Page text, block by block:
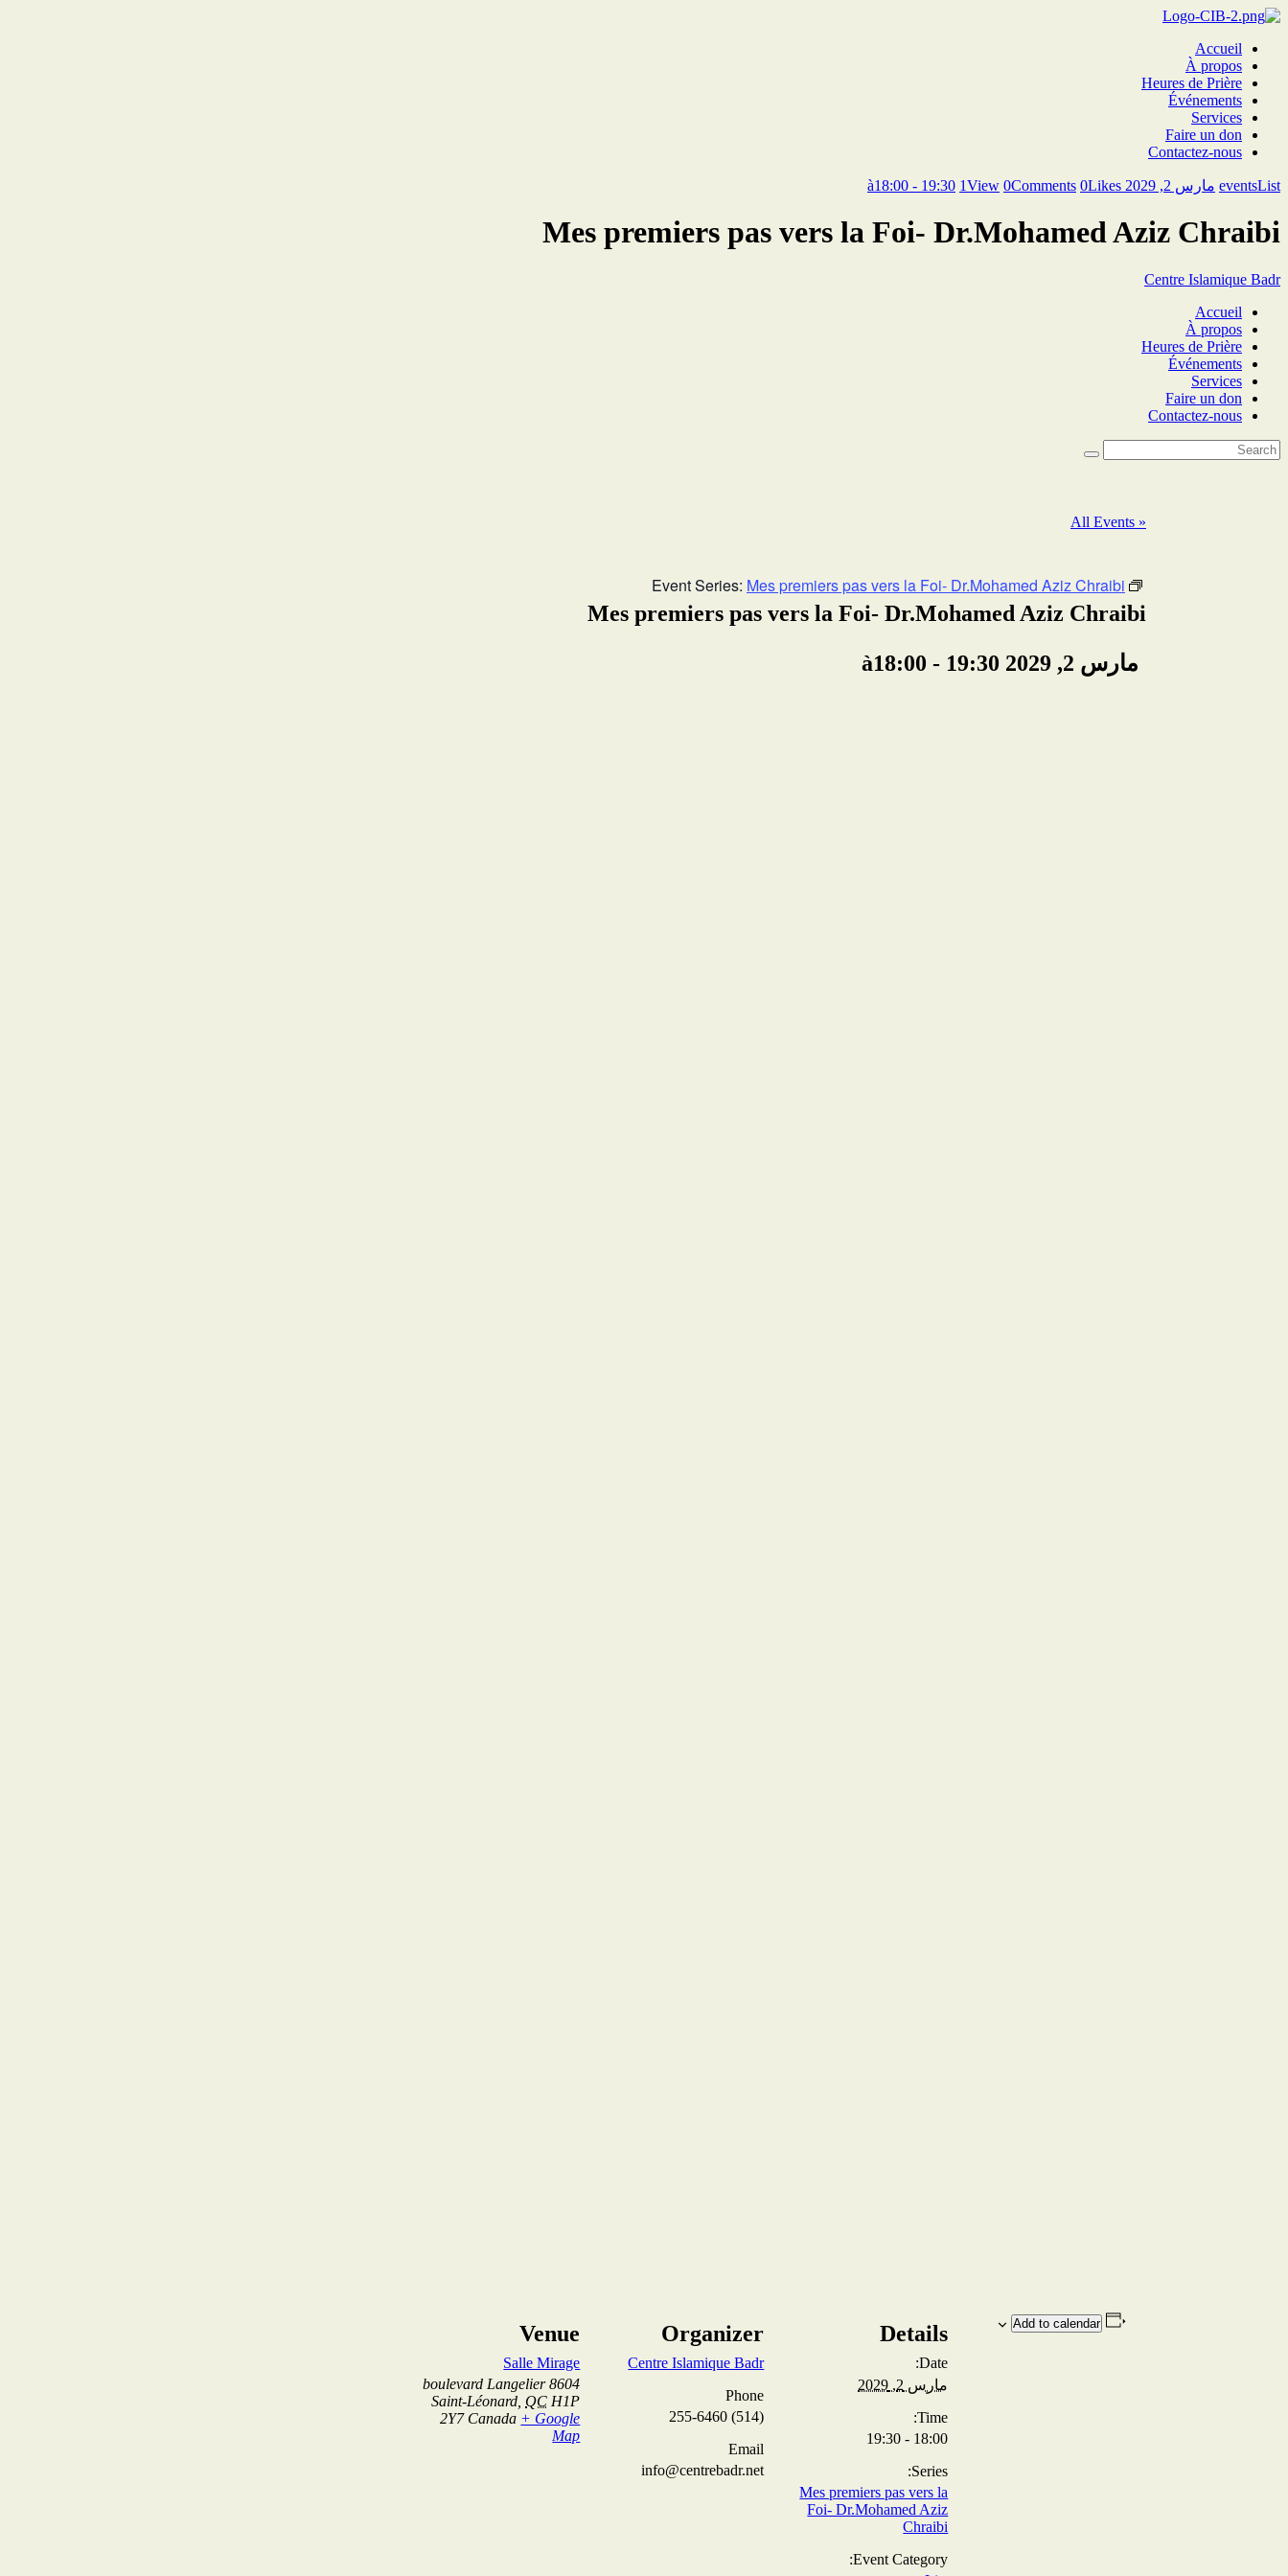
Accueil
À propos
Heures de Prière
Événements
Services
Faire un don
Contactez-nous
eventsList مارس 2, 2029 à18:00 - 19:30 1View 0Comments 0Likes
Mes premiers pas vers la Foi- Dr.Mohamed Aziz Chraibi
Centre Islamique Badr
Accueil
À propos
Heures de Prière
Événements
Services
Faire un don
Contactez-nous
« All Events
Event Series: Mes premiers pas vers la Foi- Dr.Mohamed Aziz Chraibi
Mes premiers pas vers la Foi- Dr.Mohamed Aziz Chraibi
مارس 2, 2029 à18:00
- 19:30
Add to calendar
Details
Date:
مارس 2, 2029
Time:
18:00 - 19:30
Series:
Mes premiers pas vers la
Foi- Dr.Mohamed Aziz
Chraibi
Event Category:
Organizer
Centre Islamique Badr
Phone
(514) 255-6460
Email
info@centrebadr.net
Venue
Salle Mirage
8604 boulevard Langelier
Saint-Léonard QC H1P
2Y7 Canada + Google
Map